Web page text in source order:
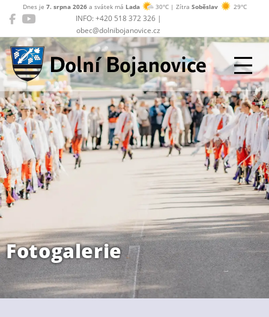
INFO: +420 518 372 326 |
obec@dolnibojanovice.cz
Dnes je 7. srpna 2026a svátek má Lada 30°C | Zítra Soběslav 29°C
Dolní Bojanovice
Fotogalerie